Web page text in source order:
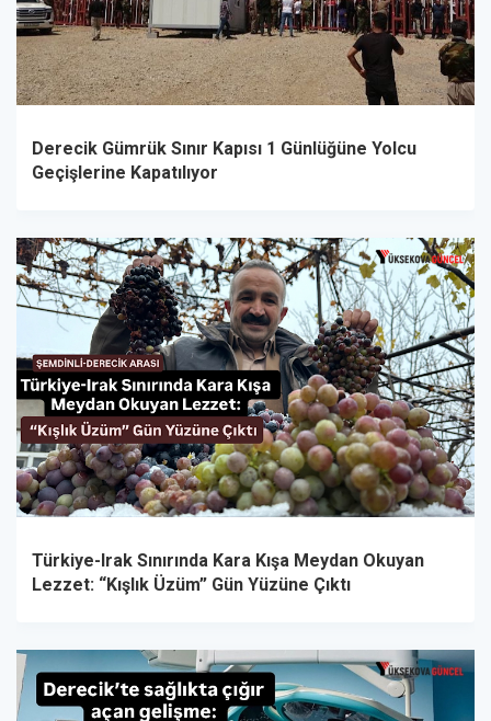
Derecik Gümrük Sınır Kapısı 1 Günlüğüne Yolcu
Geçişlerine Kapatılıyor
Türkiye-Irak Sınırında Kara Kışa Meydan Okuyan
Lezzet: “Kışlık Üzüm” Gün Yüzüne Çıktı